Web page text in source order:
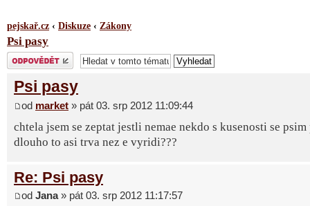
pejskař.cz ‹ Diskuze ‹ Zákony
Psi pasy
Odeslat odpověď
Psi pasy
od market » pát 03. srp 2012 11:09:44
chtela jsem se zeptat jestli nemae nekdo s kusenosti se psim
dlouho to asi trva nez e vyridi???
Re: Psi pasy
od Jana» pát 03. srp 2012 11:17:57